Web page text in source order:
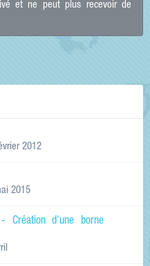
et ne peut plus recevoir de
2012
2015
Création d'une borne